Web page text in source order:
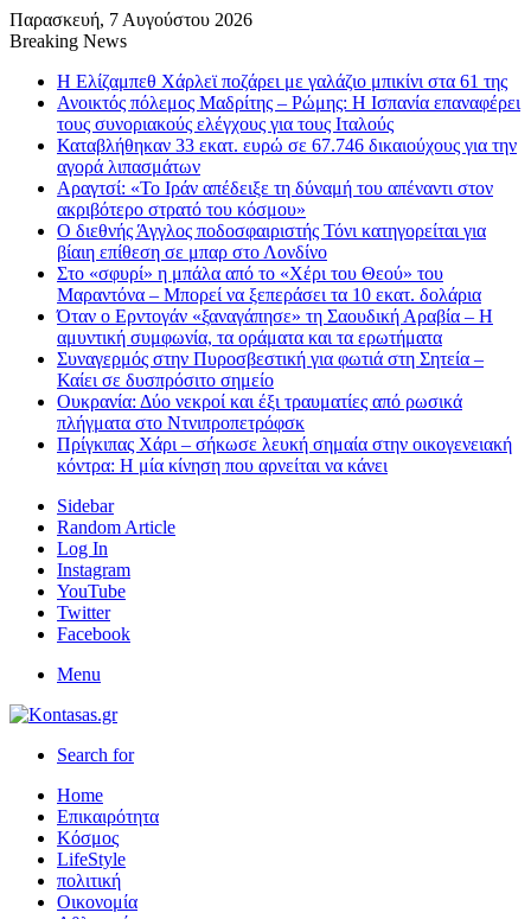
Παρασκευή, 7 Αυγούστου 2026
Breaking News
Η Ελίζαμπεθ Χάρλεϊ ποζάρει με γαλάζιο μπικίνι στα 61 της
Ανοικτός πόλεμος Μαδρίτης – Ρώμης: Η Ισπανία επαναφέρει
τους συνοριακούς ελέγχους για τους Ιταλούς
Καταβλήθηκαν 33 εκατ. ευρώ σε 67.746 δικαιούχους για την
αγορά λιπασμάτων
Αραγτσί: «Το Ιράν απέδειξε τη δύναμή του απέναντι στον
ακριβότερο στρατό του κόσμου»
Ο διεθνής Άγγλος ποδοσφαιριστής Τόνι κατηγορείται για
βίαιη επίθεση σε μπαρ στο Λονδίνο
Στο «σφυρί» η μπάλα από το «Χέρι του Θεού» του
Μαραντόνα – Μπορεί να ξεπεράσει τα 10 εκατ. δολάρια
Όταν ο Ερντογάν «ξαναγάπησε» τη Σαουδική Αραβία – Η
αμυντική συμφωνία, τα οράματα και τα ερωτήματα
Συναγερμός στην Πυροσβεστική για φωτιά στη Σητεία –
Καίει σε δυσπρόσιτο σημείο
Ουκρανία: Δύο νεκροί και έξι τραυματίες από ρωσικά
πλήγματα στο Ντνιπροπετρόφσκ
Πρίγκιπας Χάρι – σήκωσε λευκή σημαία στην οικογενειακή
κόντρα: Η μία κίνηση που αρνείται να κάνει
Sidebar
Random Article
Log In
Instagram
YouTube
Twitter
Facebook
Menu
Search for
Home
Επικαιρότητα
Κόσμος
LifeStyle
πολιτική
Οικονομία